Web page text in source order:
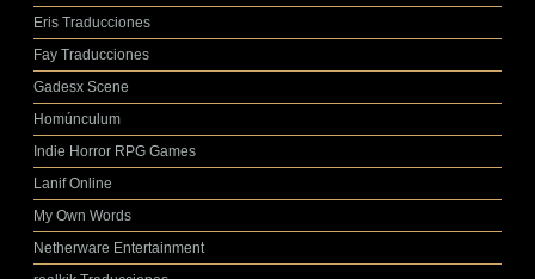
Eris Traducciones
Fay Traducciones
Gadesx Scene
Homúnculum
Indie Horror RPG Games
Lanif Online
My Own Words
Netherware Entertainment